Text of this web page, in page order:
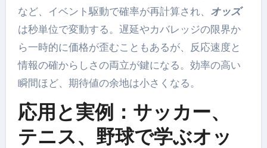
など、イベント駆動で確率が再計算され、 オッズ
は秒単位で変動する。遅延やカバレッジの限界か
ら一時的に価格が歪むこともあるが、反応速度と
情報の確からしさの両立が鍵になる。効率の高い
瞬間ほど、期待値の余地は小さくなる。
応用と実例：サッカー、
テニス、野球で学ぶオッ